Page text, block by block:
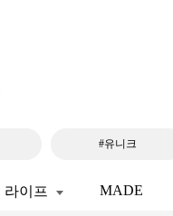
#유니크
라이프 MADE